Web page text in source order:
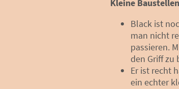
Kleine
Black ist
man nicht
passieren.
den Griff zu
Er ist recht
ein echter